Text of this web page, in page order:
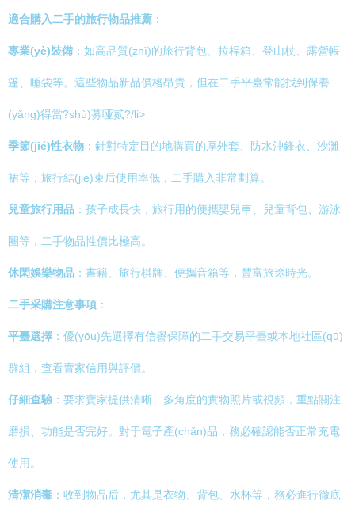
適合購入二手的旅行物品推薦 ：
專業(yè)裝備 ：如高品質(zhì)的旅行背包、拉桿箱、登山杖、露營帳
篷、睡袋等。這些物品新品價格昂貴，但在二手平臺常能找到保養
(yǎng)得當?shù)募哑贰?/li>
季節(jié)性衣物 ：針對特定目的地購買的厚外套、防水沖鋒衣、沙灘
裙等，旅行結(jié)束后使用率低，二手購入非常劃算。
兒童旅行用品 ：孩子成長快，旅行用的便攜嬰兒車、兒童背包、游泳
圈等，二手物品性價比極高。
休閑娛樂物品 ：書籍、旅行棋牌、便攜音箱等，豐富旅途時光。
二手采購注意事項 ：
平臺選擇 ：優(yōu)先選擇有信譽保障的二手交易平臺或本地社區(qū)
群組，查看賣家信用與評價。
仔細查驗 ：要求賣家提供清晰、多角度的實物照片或視頻，重點關注
磨損、功能是否完好。對于電子產(chǎn)品，務必確認能否正常充電
使用。
清潔消毒 ：收到物品后，尤其是衣物、背包、水杯等，務必進行徹底